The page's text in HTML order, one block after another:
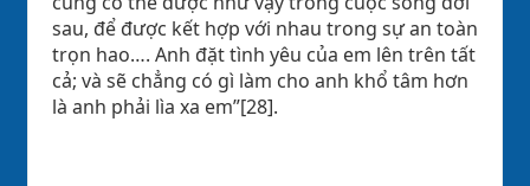
sau, để được kết hợp với nhau trong sự an toàn
trọn hao…. Anh đặt tình yêu của em lên trên tất
cả; và sẽ chẳng có gì làm cho anh khổ tâm hơn
là anh phải lìa xa em”[28].